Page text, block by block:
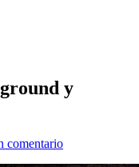
y
comentario